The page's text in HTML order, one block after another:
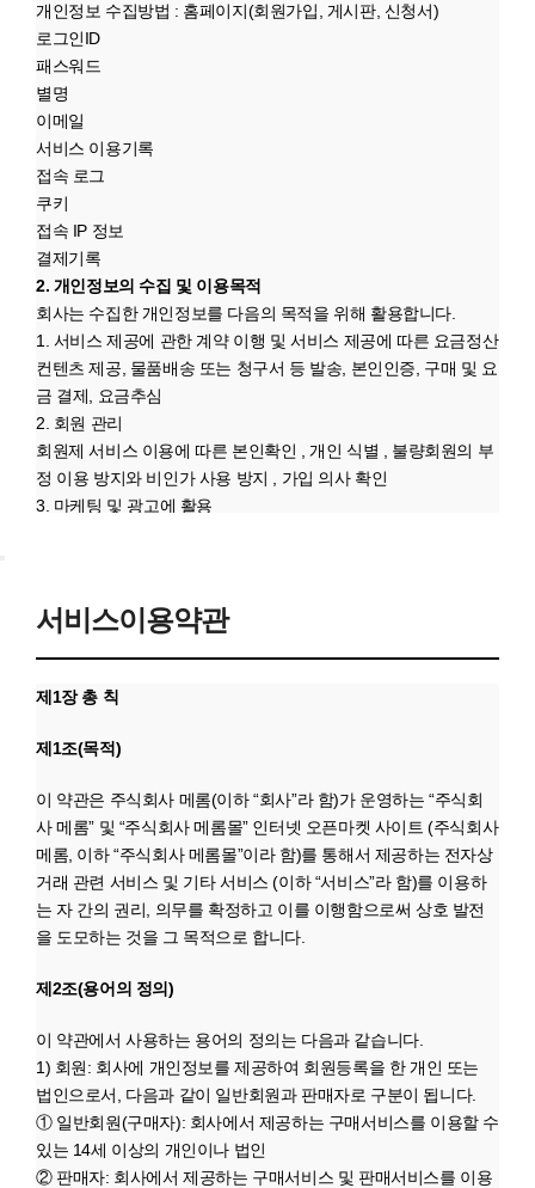
개인정보 수집방법 : 홈페이지(회원가입, 게시판, 신청서)
로그인ID
패스워드
별명
이메일
서비스 이용기록
접속 로그
쿠키
접속 IP 정보
결제기록
2. 개인정보의 수집 및 이용목적
회사는 수집한 개인정보를 다음의 목적을 위해 활용합니다.
1. 서비스 제공에 관한 계약 이행 및 서비스 제공에 따른 요금정산
컨텐츠 제공, 물품배송 또는 청구서 등 발송, 본인인증, 구매 및 요
금 결제, 요금추심
2. 회원 관리
회원제 서비스 이용에 따른 본인확인 , 개인 식별 , 불량회원의 부
정 이용 방지와 비인가 사용 방지 , 가입 의사 확인
3. 마케팅 및 광고에 활용
보를 지체 없이 파기합니다.
관합니다.
보존 근거 : 신용정보의 이용 및 보호에 관한 법률
표시/광고에 관한 기록 : 6개월 (전자상거래등에서의 소비자보호
에 관한 법률)
계약 또는 청약철회 등에 관한 기록 : 5년 (전자상거래등에서의
소비자보호에 관한 법률)
대금결제 및 재화 등의 공급에 관한 기록 : 5년 (전자상거래등에
서의 소비자보호에 관한 법률)
서의 소비자보호에 관한 법률)
4. 개인정보의 파기절차 및 방법
회사는 원칙적으로 개인정보 수집 및 이용목적이 달성된 후에는
해당 정보를 지체없이 파기합니다. 파기절차 및 방법은 다음과 같
습니다.
서비스이용약관
제1장 총 칙
제1조(목적)
이 약관은 주식회사 메롬(이하 “회사”라 함)가 운영하는 “주식회
사 메롬” 및 “주식회사 메롬몰” 인터넷 오픈마켓 사이트 (주식회사
메롬, 이하 “주식회사 메롬몰”이라 함)를 통해서 제공하는 전자상
거래 관련 서비스 및 기타 서비스 (이하 “서비스”라 함)를 이용하
는 자 간의 권리, 의무를 확정하고 이를 이행함으로써 상호 발전
을 도모하는 것을 그 목적으로 합니다.
제2조(용어의 정의)
이 약관에서 사용하는 용어의 정의는 다음과 같습니다.
1) 회원: 회사에 개인정보를 제공하여 회원등록을 한 개인 또는
법인으로서, 다음과 같이 일반회원과 판매자로 구분이 됩니다.
① 일반회원(구매자): 회사에서 제공하는 구매서비스를 이용할 수
있는 14세 이상의 개인이나 법인
② 판매자: 회사에서 제공하는 구매서비스 및 판매서비스를 이용